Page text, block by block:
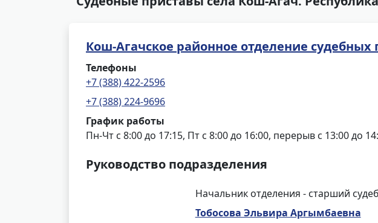
Кош-Агачское районное отделение судебных
Телефоны
+7 (388) 422-2596
+7 (388) 224-9696
График работы
Пн-Чт с 8:00 до 17:15, Пт с 8:00 до 16:00, перерыв с 13:00 до
Руководство подразделения
Начальник отделения - старший
Тобосова Эльвира Аргымбаевна